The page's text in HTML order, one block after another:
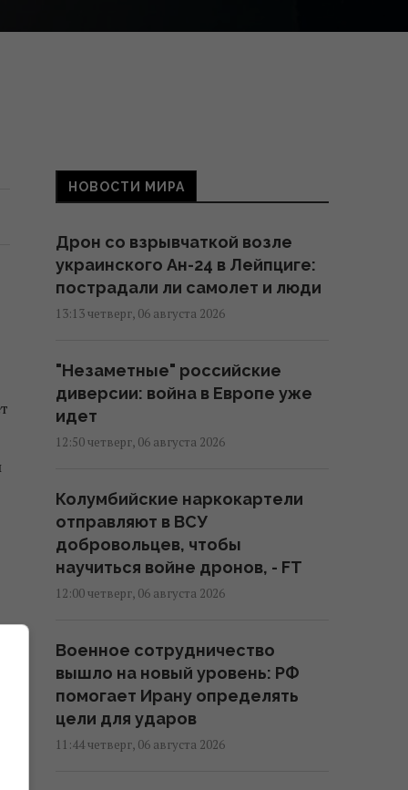
НОВОСТИ МИРА
Дрон со взрывчаткой возле
украинского Ан-24 в Лейпциге:
пострадали ли самолет и люди
13:13 четверг, 06 августа 2026
"Незаметные" российские
диверсии: война в Европе уже
идет
12:50 четверг, 06 августа 2026
Колумбийские наркокартели
отправляют в ВСУ
добровольцев, чтобы
научиться войне дронов, - FT
12:00 четверг, 06 августа 2026
Военное сотрудничество
вышло на новый уровень: РФ
помогает Ирану определять
цели для ударов
11:44 четверг, 06 августа 2026